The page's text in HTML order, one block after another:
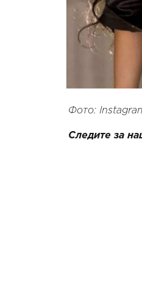
Фото:
Следите за